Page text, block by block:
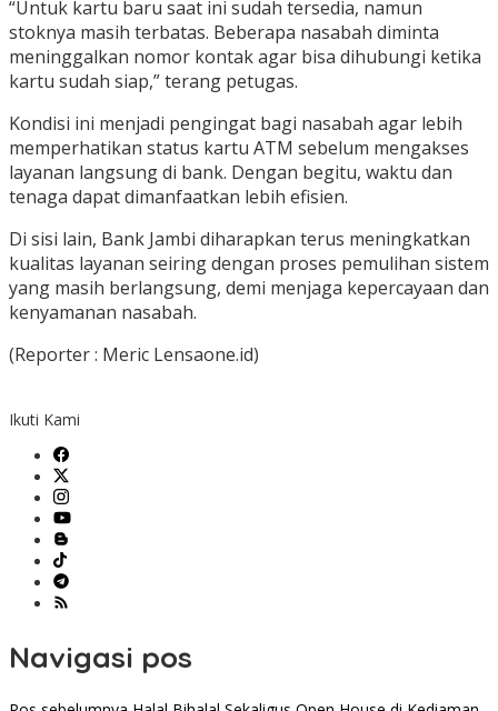
“Untuk kartu baru saat ini sudah tersedia, namun
stoknya masih terbatas. Beberapa nasabah diminta
meninggalkan nomor kontak agar bisa dihubungi ketika
kartu sudah siap,” terang petugas.
Kondisi ini menjadi pengingat bagi nasabah agar lebih
memperhatikan status kartu ATM sebelum mengakses
layanan langsung di bank. Dengan begitu, waktu dan
tenaga dapat dimanfaatkan lebih efisien.
Di sisi lain, Bank Jambi diharapkan terus meningkatkan
kualitas layanan seiring dengan proses pemulihan sistem
yang masih berlangsung, demi menjaga kepercayaan dan
kenyamanan nasabah.
(Reporter : Meric Lensaone.id)
Ikuti Kami
Navigasi pos